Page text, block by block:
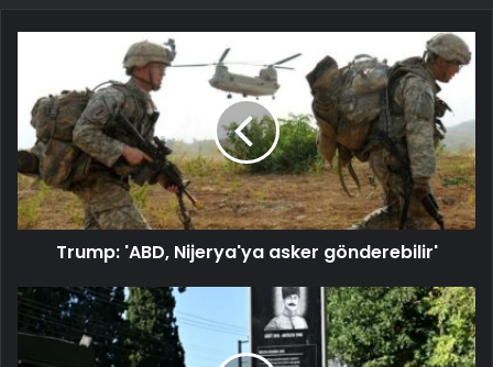
Trump: 'ABD, Nijerya'ya asker gönderebilir'